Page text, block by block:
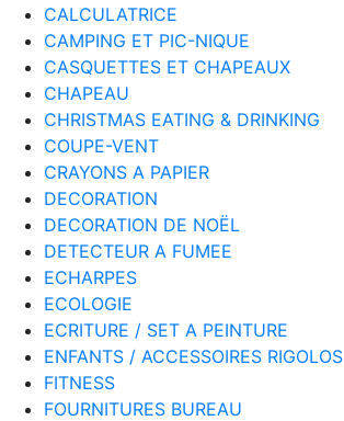
CALCULATRICE
CAMPING ET PIC-NIQUE
CASQUETTES ET CHAPEAUX
CHAPEAU
CHRISTMAS EATING & DRINKING
COUPE-VENT
CRAYONS A PAPIER
DECORATION
DECORATION DE NOËL
DETECTEUR A FUMEE
ECHARPES
ECOLOGIE
ECRITURE / SET A PEINTURE
ENFANTS / ACCESSOIRES RIGOLOS
FITNESS
FOURNITURES BUREAU